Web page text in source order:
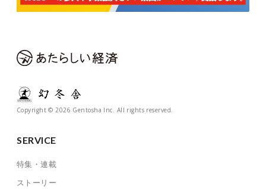
Copyright © 2026 Gentosha Inc. All rights reserved.
SERVICE
特集・連載
ストーリー